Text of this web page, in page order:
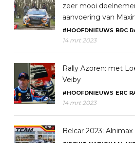
zeer mooi
aanvoering van
#HOOFDNIEUWS BRC
14 mrt 2023
Rally Azoren: met
Veiby
#HOOFDNIEUWS ERC
14 mrt 2023
Belcar 2023: